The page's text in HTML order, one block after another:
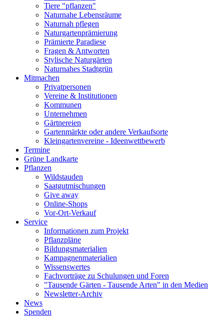
Tiere "pflanzen"
Naturnahe Lebensräume
Naturnah pflegen
Naturgartenprämierung
Prämierte Paradiese
Fragen & Antworten
Stylische Naturgärten
Naturnahes Stadtgrün
Mitmachen
Privatpersonen
Vereine & Institutionen
Kommunen
Unternehmen
Gärtnereien
Gartenmärkte oder andere Verkaufsorte
Kleingartenvereine - Ideenwettbewerb
Termine
Grüne Landkarte
Pflanzen
Wildstauden
Saatgutmischungen
Give away
Online-Shops
Vor-Ort-Verkauf
Service
Informationen zum Projekt
Pflanzpläne
Bildungsmaterialien
Kampagnenmaterialien
Wissenswertes
Fachvorträge zu Schulungen und Foren
"Tausende Gärten - Tausende Arten" in den Medien
Newsletter-Archiv
News
Spenden